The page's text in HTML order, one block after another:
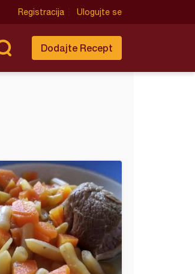
Registracija Ulogujte se
Dodajte Recept